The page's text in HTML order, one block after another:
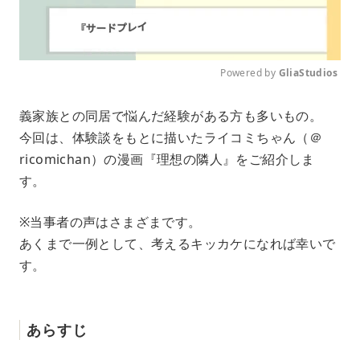
u
t
Powered by GliaStudios
義家族との同居で悩んだ経験がある方も多いもの。
今回は、体験談をもとに描いたライコミちゃん（＠
ricomichan）の漫画『理想の隣人』をご紹介しま
す。
※当事者の声はさまざまです。
あくまで一例として、考えるキッカケになれば幸いで
す。
あらすじ